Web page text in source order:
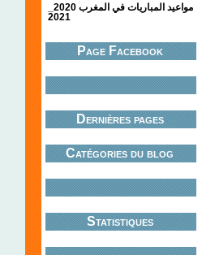
2021
Page Facebook
Dernières pages
Catégories du blog
Statistiques